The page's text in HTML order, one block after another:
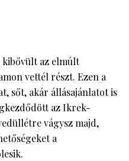
kibővült az elmúlt
vettél részt. Ezen a
sőt, akár állásajánlatot is
az Ikrek-
vágysz majd,
a